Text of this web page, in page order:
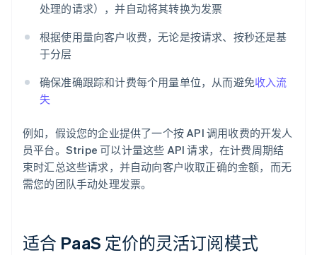
处理的请求），并自动将其转换为发票
根据使用量向客户收费，无论是按请求、按秒还是基
于分层
确保准确跟踪和计费每个用量单位，从而避免收入流
失
例如，假设您的企业提供了一个按 API 调用收费的开发人
员平台。Stripe 可以计量这些 API 请求，在计费周期结
束时汇总这些请求，并自动向客户收取正确的金额，而无
需您的团队手动处理发票。
适合 PaaS 定价的灵活订阅模式